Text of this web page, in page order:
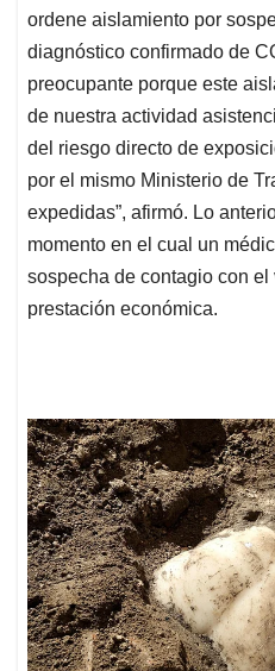
ordene aislamiento por
diagnóstico confirmado de
preocupante porque este
de nuestra actividad
del riesgo directo de
por el mismo Ministerio de
expedidas”, afirmó. Lo
momento en el cual un
sospecha de contagio con
prestación económica.